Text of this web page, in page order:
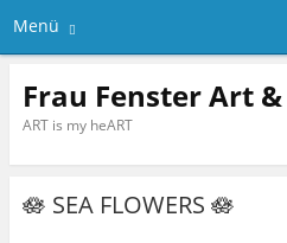
Menü
Frau Fenster Art
ART is my heART
🪷 SEA FLOWERS 🪷